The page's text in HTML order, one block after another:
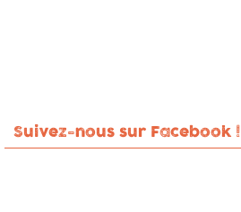
Suivez-nous sur Facebook !